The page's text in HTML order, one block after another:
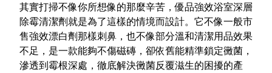
其實打掃不像你所想像的那麼辛苦，優品強效浴室深層
除霉清潔劑就是為了這樣的情境而設計。它不像一般市
售強效漂白劑那樣刺鼻，也不像部分溫和清潔用品效果
不足，是一款能夠不傷磁磚 ，卻依舊能精準鎖定黴菌 ，
滲透到霉根深處 ， 徹底解決黴菌反覆滋生的困擾的產